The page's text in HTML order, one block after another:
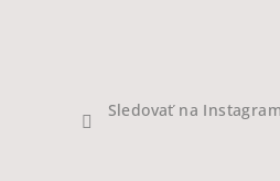
Sledovať na